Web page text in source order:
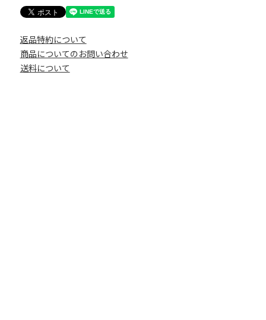
返品特約について
商品についてのお問い合わせ
送料について